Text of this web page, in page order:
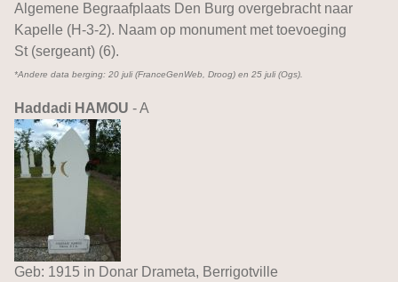
Algemene Begraafplaats Den Burg overgebracht naar
Kapelle (H-3-2). Naam op monument met toevoeging
St (sergeant) (6).
*Andere data berging: 20 juli (FranceGenWeb, Droog) en 25 juli (Ogs).
Haddadi HAMOU - A
Geb: 1915 in Donar Drameta, Berrigotville